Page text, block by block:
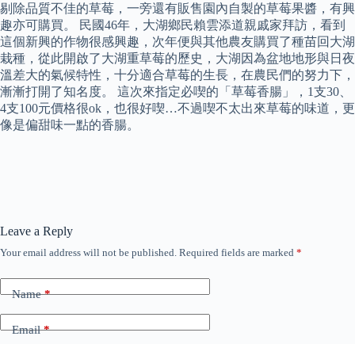
剔除品質不佳的草莓，一旁還有販售園內自製的草莓果醬，有興
趣亦可購買。 民國46年，大湖鄉民賴雲添道親戚家拜訪，看到
這個新興的作物很感興趣，次年便與其他農友購買了種苗回大湖
栽種，從此開啟了大湖重草莓的歷史，大湖因為盆地地形與日夜
溫差大的氣候特性，十分適合草莓的生長，在農民們的努力下，
漸漸打開了知名度。 這次來指定必喫的「草莓香腸」，1支30、
4支100元價格很ok，也很好喫…不過喫不太出來草莓的味道，更
像是偏甜味一點的香腸。
Leave a Reply
Your email address will not be published. Required fields are marked *
Name*
Email*